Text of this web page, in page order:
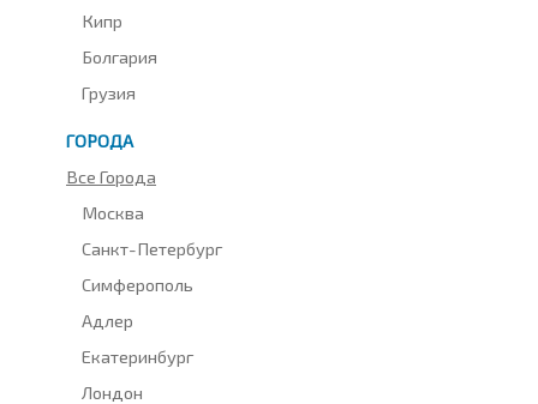
Кипр
Болгария
Грузия
ГОРОДА
Все Города
Москва
Санкт-Петербург
Симферополь
Адлер
Екатеринбург
Лондон